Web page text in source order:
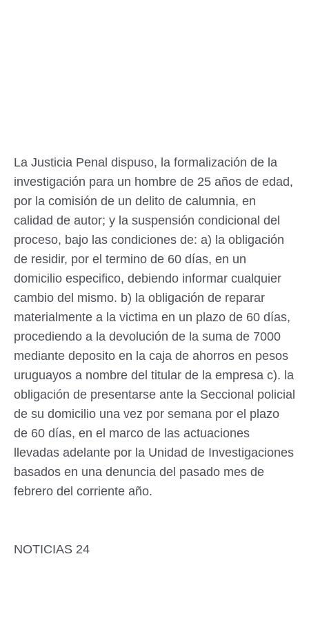
La Justicia Penal dispuso, la formalización de la
investigación para un hombre de 25 años de edad,
por la comisión de un delito de calumnia, en
calidad de autor; y la suspensión condicional del
proceso, bajo las condiciones de: a) la obligación
de residir, por el termino de 60 días, en un
domicilio especifico, debiendo informar cualquier
cambio del mismo. b) la obligación de reparar
materialmente a la victima en un plazo de 60 días,
procediendo a la devolución de la suma de 7000
mediante deposito en la caja de ahorros en pesos
uruguayos a nombre del titular de la empresa c). la
obligación de presentarse ante la Seccional policial
de su domicilio una vez por semana por el plazo
de 60 días, en el marco de las actuaciones
llevadas adelante por la Unidad de Investigaciones
basados en una denuncia del pasado mes de
febrero del corriente año.
NOTICIAS 24